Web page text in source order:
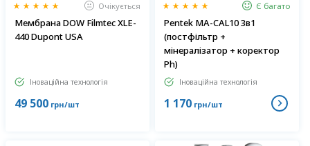
Очікується
Мембрана DOW Filmtec XLE-
440 Dupont USA
Іноваційна технологія
49 500грн/шт
Є багато
Pentek MA-CAL10 3в1
(постфільтр +
мінералізатор + коректор
Ph)
Іноваційна технологія
1 170грн/шт